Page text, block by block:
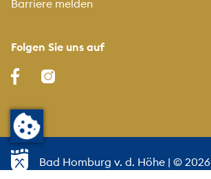
Barriere melden
Folgen Sie uns auf
Bad Homburg v. d. Höhe | © 2026